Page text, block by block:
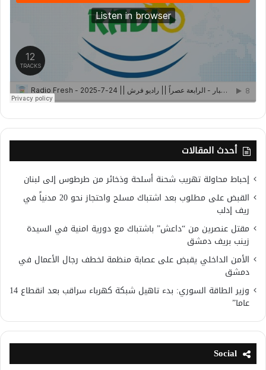
أحدث المقالات
إحباط محاولة تهريب شحنة أسلحة وذخائر من طرطوس إلى لبنان
القبض على مطلوب بعد اشتباك مسلح واحتجاز نحو 20 مدنياً في
ريف إدلب
مقتل عنصرين من “داعش” باشتباك مع دورية امنية في السيدة
زينب بريف دمشق
الأمن الداخلي يقبض على عصابة منظمة لخطف رجال الأعمال في
دمشق
وزير الطاقة السوري: بدء تاهيل شبكة كهرباء سراقب بعد انقطاع 14
عاما”
Social